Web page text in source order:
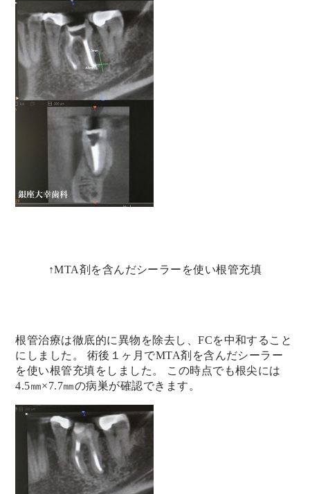
↑MTA剤を含んだシーラーを使い根管充填
根管治療は徹底的に異物を除去し、FCを中和すること
にしました。 術後１ヶ月でMTA剤を含んだシーラー
を使い根管充填をしました。 この時点でも根尖には
4.5㎜×7.7㎜の病巣が確認できます。